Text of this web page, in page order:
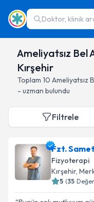
Doktor, klinik
Ameliyatsız Bel
Kırşehir
Toplam 10 Ameliyatsız
- uzman bulundu
Filtrele
Fzt.
Fizyoterapi
Kırşehir,
5 (35